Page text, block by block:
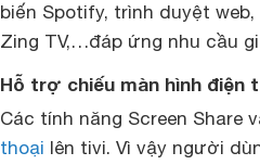
biến Spotify, trình duyệt web,
Zing TV,…đáp ứng nhu cầu
Hỗ trợ chiếu màn hình điện
Các tính năng Screen Share
thoại lên tivi. Vì vậy người